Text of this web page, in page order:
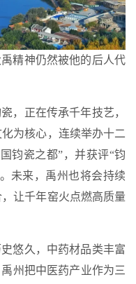
精神仍然被他的后人代
，正在传承千年技艺，
为核心，连续举办十二
钧瓷之都”，并获评“钧
。未来，禹州也将会持续
让千年窑火点燃高质量
悠久，中药材品类丰富
州把中医药产业作为三